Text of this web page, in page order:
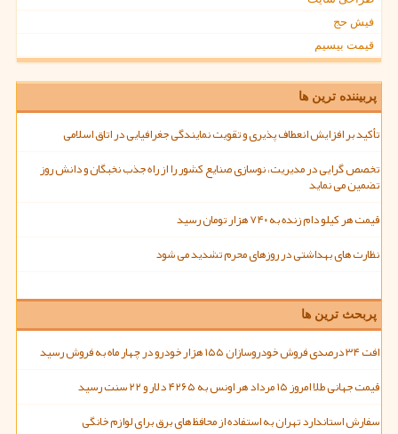
فیش حج
قیمت بیسیم
پربیننده ترین ها
تأکید بر افزایش انعطاف پذیری و تقویت نمایندگی جغرافیایی در اتاق اسلامی
تخصص گرایی در مدیریت، نوسازی صنایع کشور را از راه جذب نخبگان و دانش روز
تضمین می نماید
قیمت هر کیلو دام زنده به ۷۴۰ هزار تومان رسید
نظارت های بهداشتی در روزهای محرم تشدید می شود
پربحث ترین ها
افت ۳۴ درصدی فروش خودروسازان ۱۵۵ هزار خودرو در چهار ماه به فروش رسید
قیمت جهانی طلا امروز ۱۵ مرداد هر اونس به ۴۲۶۵ دلار و ۲۲ سنت رسید
سفارش استاندارد تهران به استفاده از محافظ های برق برای لوازم خانگی